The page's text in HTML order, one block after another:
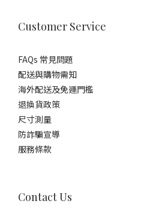
Customer Service
FAQs 常見問題
配送與購物需知
海外配送及免運門檻
退換貨政策
尺寸測量
防詐騙宣導
服務條款
Contact Us